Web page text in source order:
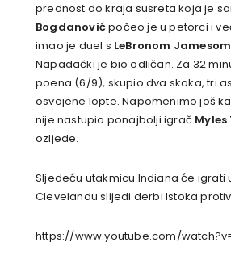
prednost do kraja susreta koja je
Bogdanovićpočeo je u petorci i
imao je duel s LeBronom Jamesom
Napadački je bio odličan. Za 32
poena (6/9), skupio dva skoka, tri
osvojene lopte. Napomenimo još
nije nastupio ponajbolji igrač Myles
ozljede.
Sljedeću utakmicu Indiana će igrati
Clevelandu slijedi derbi Istoka
https://www.youtube.com/